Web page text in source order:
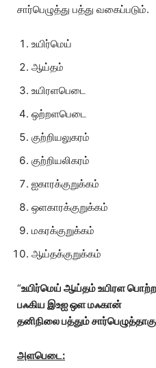
சார்பெழுத்து பத்து வகைப்படும்.
உயிர்மெய்
ஆய்தம்
உயிரளபெடை
ஒற்றளபெடை
குற்றியலுகரம்
குற்றியலிகரம்
ஐகாரக்குறுக்கம்
ஒளகாரக்குறுக்கம்
மகரக்குறுக்கம்
ஆய்தக்குறுக்கம்
“உயிர்மெய் ஆய்தம் உயிரள
பஃகிய இஉஐ ஒள மஃகான்
தனிநிலை பத்தும்
அளபெடை: